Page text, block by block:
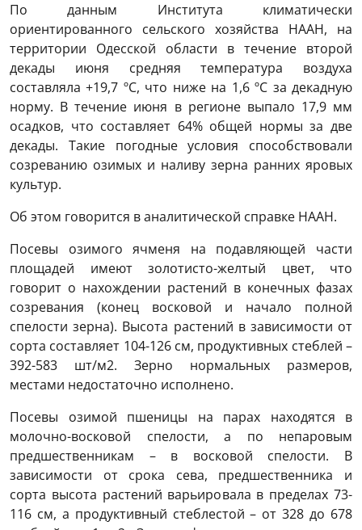
По данным Института климатически
ориентированного сельского хозяйства НААН, на
территории Одесской области в течение второй
декады июня средняя температура воздуха
составляла +19,7 ºС, что ниже на 1,6 ºС за декадную
норму. В течение июня в регионе выпало 17,9 мм
осадков, что составляет 64% общей нормы за две
декады. Такие погодные условия способствовали
созреванию озимых и наливу зерна ранних яровых
культур.
Об этом говорится в аналитической справке НААН.
Посевы озимого ячменя на подавляющей части
площадей имеют золотисто-желтый цвет, что
говорит о нахождении растений в конечных фазах
созревания (конец восковой и начало полной
спелости зерна). Высота растений в зависимости от
сорта составляет 104-126 см, продуктивных стеблей –
392-583 шт/м2. Зерно нормальных размеров,
местами недостаточно исполнено.
Посевы озимой пшеницы на парах находятся в
молочно-восковой спелости, а по непаровым
предшественникам – в восковой спелости. В
зависимости от срока сева, предшественника и
сорта высота растений варьировала в пределах 73-
116 см, а продуктивный стеблестой – от 328 до 678